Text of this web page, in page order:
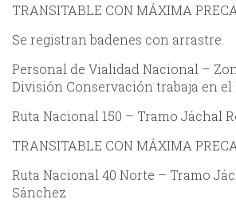
TRANSITABLE CON MÁXIMA
Se registran badenes con arrastre.
Personal de Vialidad Nacional –
División Conservación trabaja en el
Ruta Nacional 150 – Tramo Jáchal
TRANSITABLE CON MÁXIMA
Ruta Nacional 40 Norte – Tramo
Sánchez